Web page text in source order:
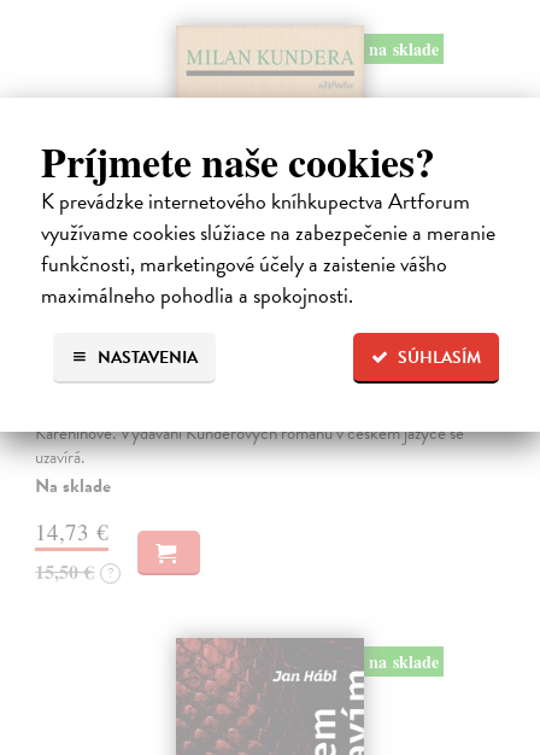
Príjmete naše cookies?
K prevádzke internetového kníhkupectva Artforum
využívame cookies slúžiace na zabezpečenie a meranie
funkčnosti, marketingové účely a zaistenie vášho
maximálneho pohodlia a spokojnosti.
SÚHLASÍM
NASTAVENIA
na sklade
Kundera Milan| Kniha
Pomalost, chronologicky první ze čtyř románů Milana Kundery
Kareninové. Vydávání Kunderových románů v českém jazyce se
uzavírá.
Na sklade
14,73 €
15,50 € ?
na sklade